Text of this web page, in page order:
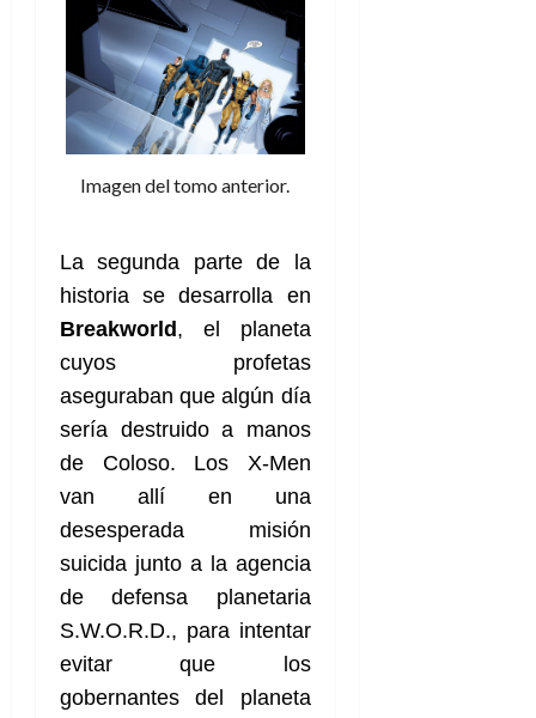
Imagen del tomo anterior.
La segunda parte de la
historia se desarrolla en
Breakworld , el planeta
cuyos profetas
aseguraban que algún día
sería destruido a manos
de Coloso. Los X-Men
van allí en una
desesperada misión
suicida junto a la agencia
de defensa planetaria
S.W.O.R.D., para intentar
evitar que los
gobernantes del planeta